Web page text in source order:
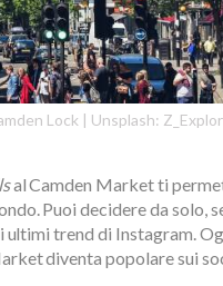
Lock | Unsplash:
al Camden Market ti
Puoi decidere da solo,
trend di Instagram.
diventa popolare sui